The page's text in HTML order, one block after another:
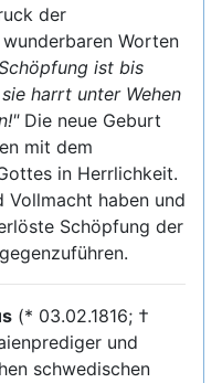
der
Worten
ist bis
harrt unter Wehen
Die neue Geburt
mit dem
in Herrlichkeit.
Vollmacht haben und
Schöpfung der
(* 03.02.1816; †
und
schwedischen